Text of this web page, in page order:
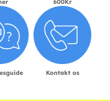
600Kr
Kontakt os